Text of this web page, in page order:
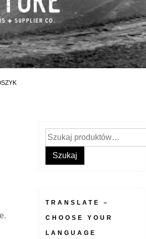
Szukaj:
Szukaj
TRANSLATE –
CHOOSE YOUR
LANGUAGE